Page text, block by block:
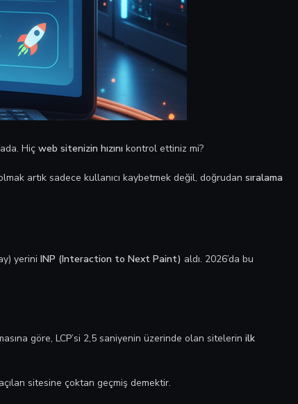
Hiç web sitenizin hızını kontrol ettiniz mi?
artık sadece kullanıcı kaybetmek değil, doğrudan sıralama
yerini INP (Interaction to Next Paint) aldı. 2026’da bu
göre, LCP’si 2,5 saniyenin üzerinde olan sitelerin ilk
sitesine çoktan geçmiş demektir.